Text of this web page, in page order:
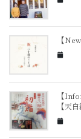
【
【
【天